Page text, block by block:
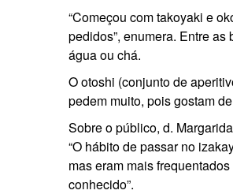
“Começou com takoyaki e
pedidos”, enumera. Entre
água ou chá.
O otoshi (conjunto de
pedem muito, pois gostam
Sobre o público, d.
“O hábito de passar no
mas eram mais
conhecido”.